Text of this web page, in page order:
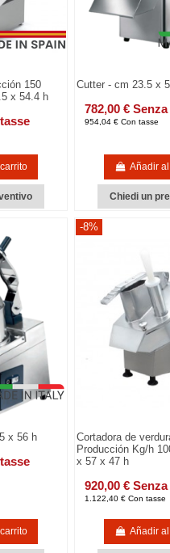
150
x 54.4 h
Cutter - cm 23.5 x
782,00 €
954,04 € Con tasse
Añadir
Chiedi un
x 56 h
-8%
Cortadora de
Producción Kg/h
x 57 x 47 h
920,00 €
1.122,40 € Con tasse
Añadir